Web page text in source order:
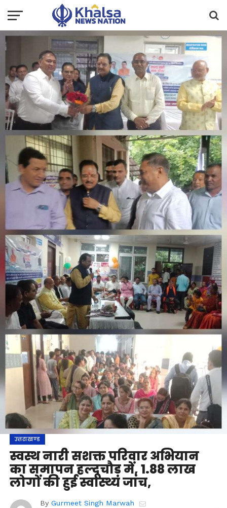
उत्तराखण्ड
स्वस्थ नारी सशक्त परिवार अभियान
का समापन हल्दूचौड़ में, 1.88 लाख
लोगों की हुई स्वास्थ्य जांच,
By Gurmeet Singh Marwah